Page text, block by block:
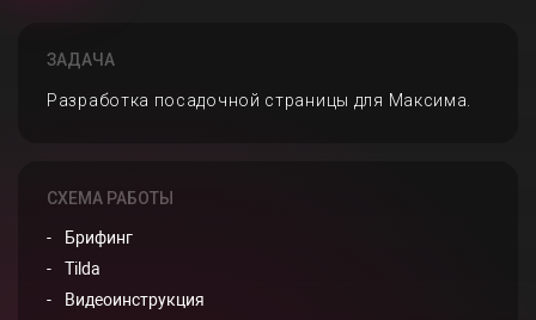
ЗАДАЧА
Разработка посадочной страницы для Максима.
СХЕМА РАБОТЫ
Брифинг
Tilda
Видеоинструкция